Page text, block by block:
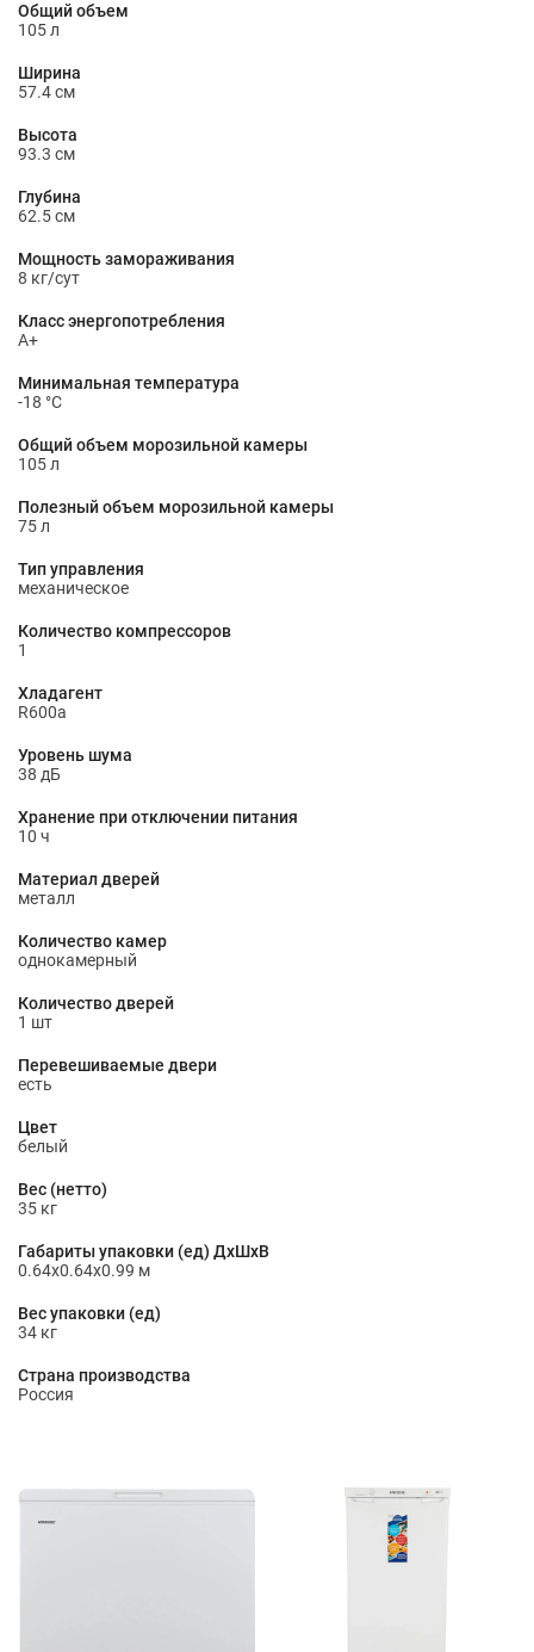
Общий объем
105 л
Ширина
57.4 см
Высота
93.3 см
Глубина
62.5 см
Мощность замораживания
8 кг/сут
Класс энергопотребления
A+
Минимальная температура
-18 °С
Общий объем морозильной камеры
105 л
Полезный объем морозильной камеры
75 л
Тип управления
механическое
Количество компрессоров
1
Хладагент
R600a
Уровень шума
38 дБ
Хранение при отключении питания
10 ч
Материал дверей
металл
Количество камер
однокамерный
Количество дверей
1 шт
Перевешиваемые двери
есть
Цвет
белый
Вес (нетто)
35 кг
Габариты упаковки (ед) ДхШхВ
0.64x0.64x0.99 м
Вес упаковки (ед)
34 кг
Страна производства
Россия